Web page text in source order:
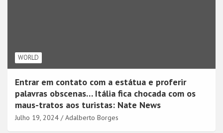
WORLD
Entrar em contato com a estátua e proferir
palavras obscenas… Itália fica chocada com os
maus-tratos aos turistas: Nate News
Julho 19, 2024 Adalberto Borges